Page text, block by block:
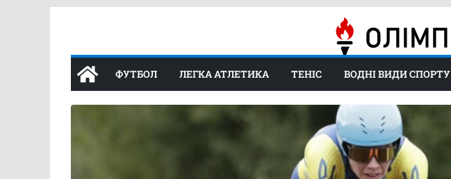
ФУТБОЛ ЛЕГКА АТЛЕТИКА ТЕНІС ВОДНІ ВИДИ СПОРТУ